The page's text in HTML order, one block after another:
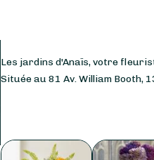
Les jardins d'Anaïs, votre
Située au 81 Av. William Booth,